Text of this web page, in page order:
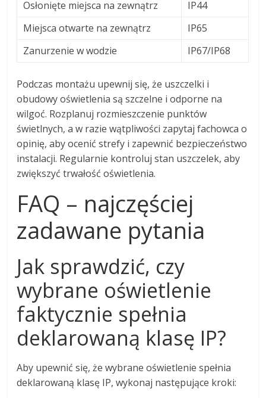
Osłonięte miejsca na zewnątrz
IP44
Miejsca otwarte na zewnątrz
IP65
Zanurzenie w wodzie
IP67/IP68
Podczas montażu upewnij się, że uszczelki i
obudowy oświetlenia są szczelne i odporne na
wilgoć. Rozplanuj rozmieszczenie punktów
świetlnych, a w razie wątpliwości zapytaj fachowca o
opinię, aby ocenić strefy i zapewnić bezpieczeństwo
instalacji. Regularnie kontroluj stan uszczelek, aby
zwiększyć trwałość oświetlenia.
FAQ – najczęściej
zadawane pytania
Jak sprawdzić, czy
wybrane oświetlenie
faktycznie spełnia
deklarowaną klasę IP?
Aby upewnić się, że wybrane oświetlenie spełnia
deklarowaną klasę IP, wykonaj następujące kroki: